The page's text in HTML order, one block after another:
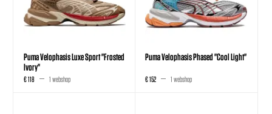
Puma Velophasis Luxe Sport "Frosted
Ivory"
€ 118 1 webshop
Puma Velophasis Phased "Cool Light"
€ 152 1 webshop